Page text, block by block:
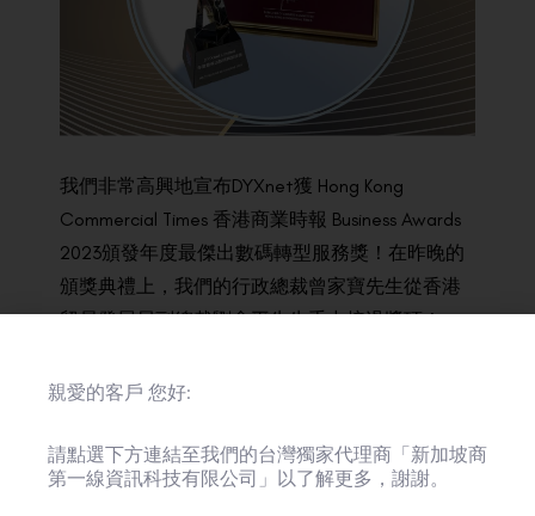
我們非常高興地宣布DYXnet獲 Hong Kong
Commercial Times 香港商業時報 Business Awards
2023頒發年度最傑出數碼轉型服務獎！在昨晚的
頒獎典禮上，我們的行政總裁曾家寶先生從香港
貿易發展局副總裁劉會平先生手中接過獎項！
全等解決方案，引領客戶走向穩健且有韌性的數
字化未來！
親愛的客戶 您好:
請點選下方連結至我們的台灣獨家代理商「新加坡商
第一線資訊科技有限公司」以了解更多，謝謝。